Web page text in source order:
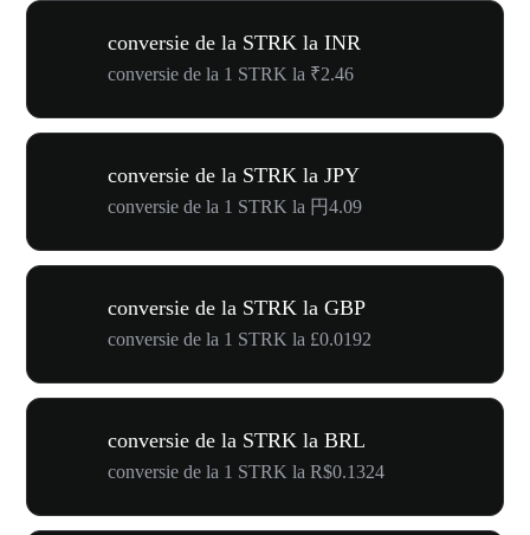
conversie de la STRK la INR
conversie de la 1 STRK la ₹2.46
conversie de la STRK la JPY
conversie de la 1 STRK la 円4.09
conversie de la STRK la GBP
conversie de la 1 STRK la £0.0192
conversie de la STRK la BRL
conversie de la 1 STRK la R$0.1324